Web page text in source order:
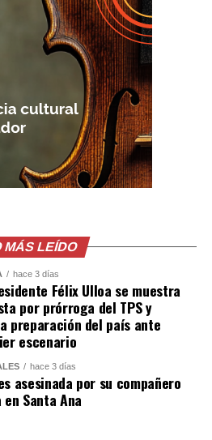
antes de la
en medio de
en vivo
César
en Culiacán,
visto a los
PUSHvHC3I7
7xlTBAQ77c
Narco
2026
MÁS LEÍDO
hace 3 días
Félix Ulloa se muestra
por prórroga del TPS y
preparación del país ante
escenario
hace 3 días
asesinada por su compañero
en Santa Ana